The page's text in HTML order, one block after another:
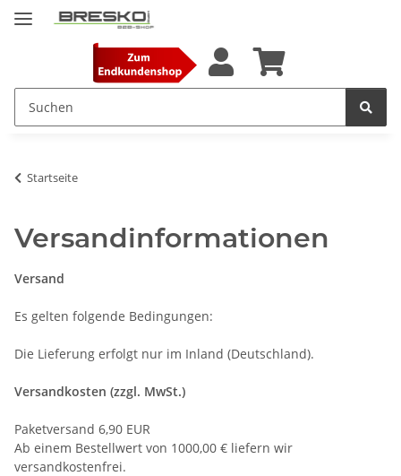
Startseite
Versandinformationen
Versand
Es gelten folgende Bedingungen:
Die Lieferung erfolgt nur im Inland (Deutschland).
Versandkosten (zzgl. MwSt.)
Paketversand 6,90 EUR
Ab einem Bestellwert von 1000,00 € liefern wir
versandkostenfrei.